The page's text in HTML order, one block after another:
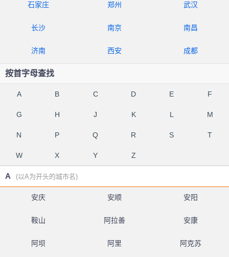
石家庄 郑州 武汉
长沙 南京 南昌
济南 西安 成都
按首字母查找
A B C D E F
G H J K L M
N P Q R S T
W X Y Z
A (以A为开头的城市名)
安庆 安顺 安阳
鞍山 阿拉善 安康
阿坝 阿里 阿克苏